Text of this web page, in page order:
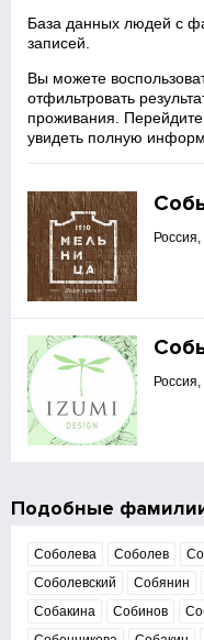
База данных людей с
записей.
Вы можете
отфильтровать
проживания.
увидеть полную
Подобные
Соболева Соболев
Соболевский
Собянин
Собакина
Собинов